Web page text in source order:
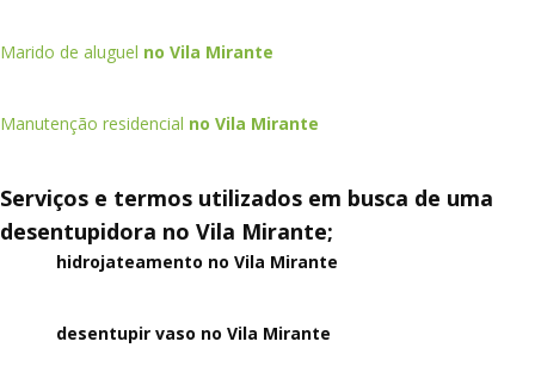
Marido de aluguel no Vila Mirante
Manutenção residencial no Vila Mirante
Serviços e termos utilizados em busca de uma
desentupidora no Vila Mirante;
hidrojateamento no Vila Mirante
desentupir vaso no Vila Mirante